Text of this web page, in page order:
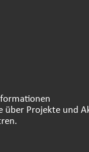
über Projekte und